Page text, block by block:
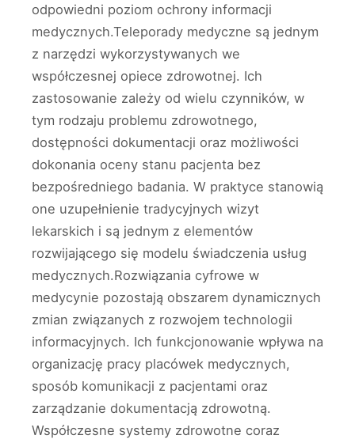
odpowiedni poziom ochrony informacji
medycznych.Teleporady medyczne są jednym
z narzędzi wykorzystywanych we
współczesnej opiece zdrowotnej. Ich
zastosowanie zależy od wielu czynników, w
tym rodzaju problemu zdrowotnego,
dostępności dokumentacji oraz możliwości
dokonania oceny stanu pacjenta bez
bezpośredniego badania. W praktyce stanowią
one uzupełnienie tradycyjnych wizyt
lekarskich i są jednym z elementów
rozwijającego się modelu świadczenia usług
medycznych.Rozwiązania cyfrowe w
medycynie pozostają obszarem dynamicznych
zmian związanych z rozwojem technologii
informacyjnych. Ich funkcjonowanie wpływa na
organizację pracy placówek medycznych,
sposób komunikacji z pacjentami oraz
zarządzanie dokumentacją zdrowotną.
Współczesne systemy zdrowotne coraz